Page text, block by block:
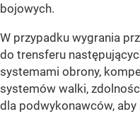
bojowych.
W przypadku wygrania
do trensferu
systemami obrony,
systemów walki,
dla podwykonawców,